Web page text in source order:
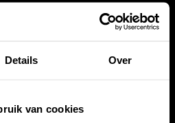
Details Over
van cookies